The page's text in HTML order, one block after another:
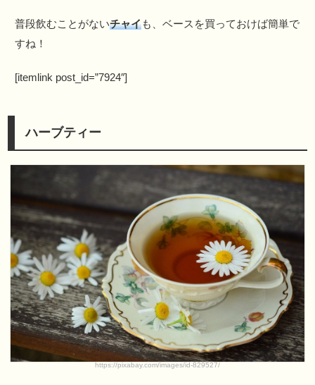
普段飲むことがないチャイも、ベースを買っておけば簡単で
すね！
[itemlink post_id=”7924″]
ハーブティー
https://pixabay.com/images/id-829527/